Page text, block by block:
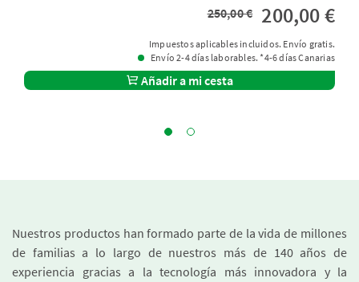
250,00 € 200,00 €
Impuestos aplicables incluidos. Envío gratis.
Envío 2-4 días laborables. *4-6 días Canarias
Añadir a mi cesta
Nuestros productos han formado parte de la vida de millones
de familias a lo largo de nuestros más de 140 años de
experiencia gracias a la tecnología más innovadora y la